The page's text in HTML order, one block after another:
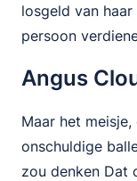
losgeld van
persoon
Angus
Maar het
onschuldige
zou denken Dat